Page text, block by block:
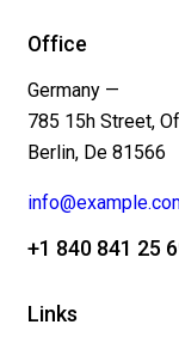
Office
Germany —
785 15h Street,
Berlin, De 81566
+1 840 841 25
Links